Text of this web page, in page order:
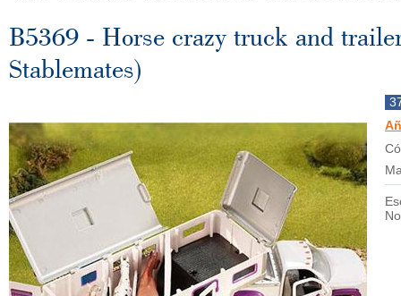
B5369 - Horse crazy truck and
Stablemates)